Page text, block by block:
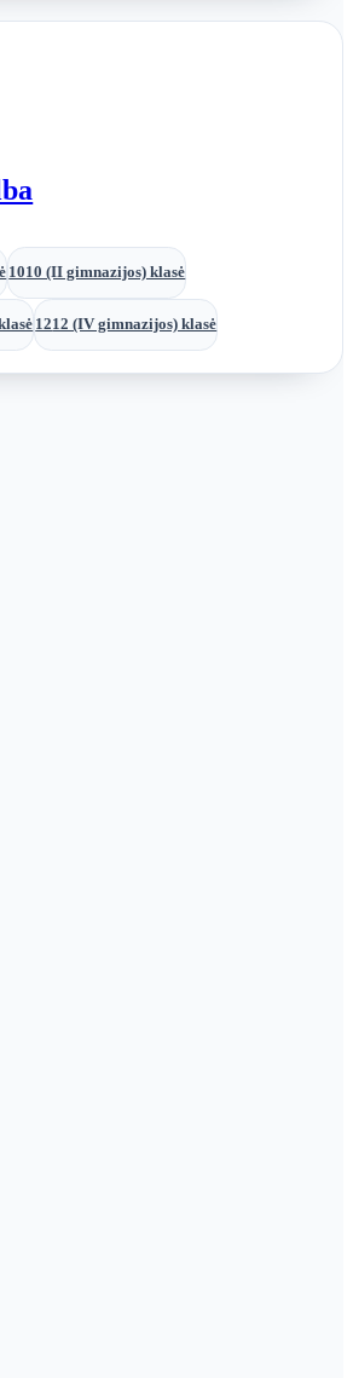
1010 (II gimnazijos) klasė
1212 (IV gimnazijos) klasė